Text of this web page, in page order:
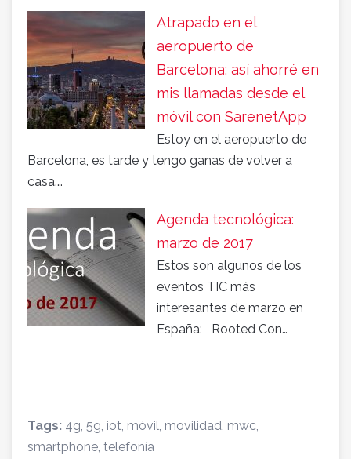
Atrapado en el
aeropuerto de
Barcelona: así ahorré en
mis llamadas desde el
móvil con SarenetApp
Estoy en el aeropuerto de
Barcelona, es tarde y tengo ganas de volver a
casa.…
Agenda tecnológica:
marzo de 2017
Estos son algunos de los
eventos TIC más
interesantes de marzo en
España: Rooted Con…
Tags: 4g 5g iot móvil movilidad mwc
smartphone telefonía